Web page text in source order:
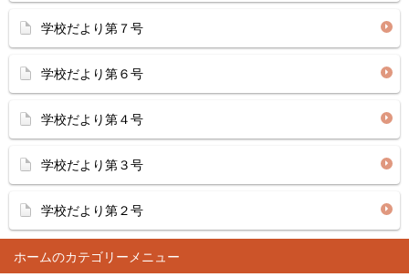
ホーム
学校だより第７号
学校だより第６号
学校だより第４号
学校だより第３号
学校だより第２号